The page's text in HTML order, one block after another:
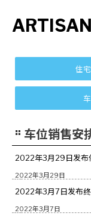
车位销售安
2022年3月29日
2022年3月29日发布
2022年3月7日
2022年3月7日发布